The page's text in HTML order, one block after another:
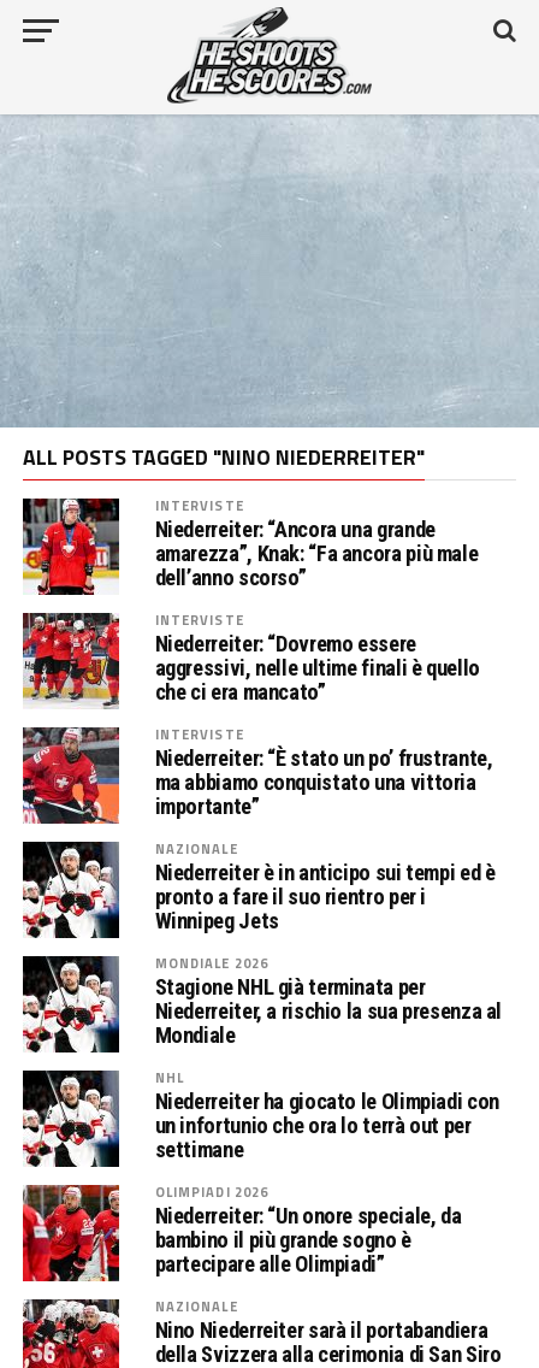
ALL POSTS TAGGED "NINO NIEDERREITER"
INTERVISTE
Niederreiter: “Ancora una grande
amarezza”, Knak: “Fa ancora più male
dell’anno scorso”
INTERVISTE
Niederreiter: “Dovremo essere
aggressivi, nelle ultime finali è quello
che ci era mancato”
INTERVISTE
Niederreiter: “È stato un po’ frustrante,
ma abbiamo conquistato una vittoria
importante”
NAZIONALE
Niederreiter è in anticipo sui tempi ed è
pronto a fare il suo rientro per i
Winnipeg Jets
MONDIALE 2026
Stagione NHL già terminata per
Niederreiter, a rischio la sua presenza al
Mondiale
NHL
Niederreiter ha giocato le Olimpiadi con
un infortunio che ora lo terrà out per
settimane
OLIMPIADI 2026
Niederreiter: “Un onore speciale, da
bambino il più grande sogno è
partecipare alle Olimpiadi”
NAZIONALE
Nino Niederreiter sarà il portabandiera
della Svizzera alla cerimonia di San Siro